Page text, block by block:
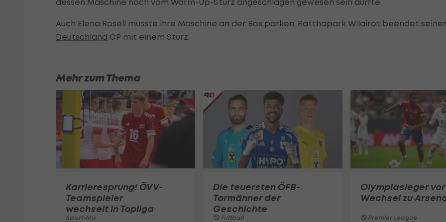
dessen Maschine noch vom Warm-Up-Sturz angeschlagen gewesen sein dürfte.
Auch Elena Rosell musste ihre Maschine an der Box parken, Ratthapark Wilairot beendet
Deutschland GP mit einem Sturz.
Mehr zum Thema
Karrieresprung! ÖVV-
Teamspieler
wechselt in Topliga
Sport-Mix
Die teuersten ÖFB-
Tormänner der
Geschichte
Fußball
Olympiasieger vor
Wechsel zu
Premier League